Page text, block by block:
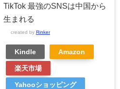
TikTok 最強のSNSは中国から
生まれる
created by Rinker
Kindle Amazon
楽天市場
Yahooショッピング